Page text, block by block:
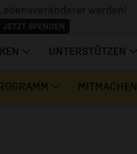
werden!
JETZT SPENDEN
UNTERSTÜTZEN
MITMACHEN